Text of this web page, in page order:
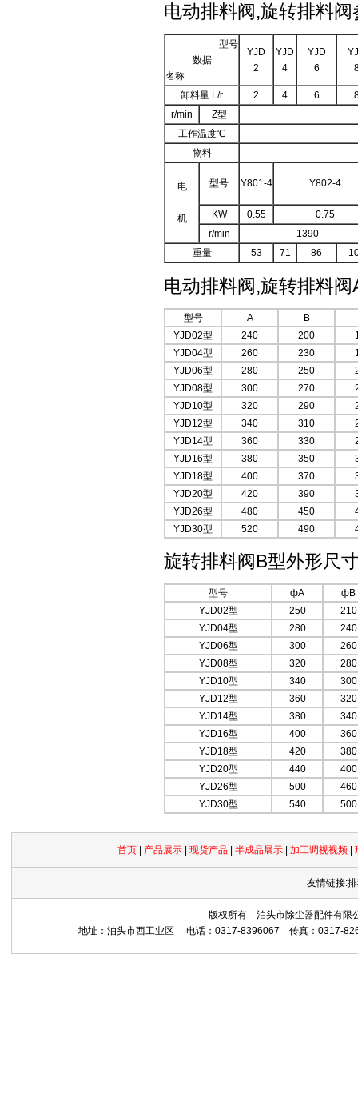
电动排料阀,旋转排料阀
型号
数据
名称
YJD
2
YJD
4
YJD
6
卸料量 L/r 2 4 6
r/min
Z型
工作温度℃
物料
电
机
型号 Y801-4 Y802-4
KW 0.55
0.75
r/min
1390
重量
53 71 86
电动排料阀,旋转排料
型号 A
B
YJD02型
240 200
YJD04型
260 230
YJD06型
280 250
YJD08型
300 270
YJD10型
320 290
YJD12型
340 310
YJD14型
360 330
YJD16型
380 350
YJD18型
400 370
YJD20型
420 390
YJD26型
480 450
YJD30型
520 490
旋转排料阀B型外形尺
型号 фA
фB
YJD02型
250
210
YJD04型
280
240
YJD06型
300
260
YJD08型
320
280
YJD10型
340
300
YJD12型
360
320
YJD14型
380
340
YJD16型
400
360
YJD18型
420
380
YJD20型
440
400
YJD26型
500
460
YJD30型
540 500
首页| 产品展示| 现货产品| 半成品展示| 加工调视视频|
友情链接:
版权所有 泊头市除尘器配件有
地址：泊头市西工业区 电话：0317-8396067 传真：0317-